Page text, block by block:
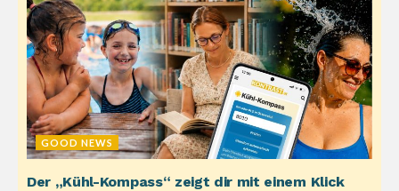
GOOD NEWS
Der „Kühl-Kompass“ zeigt dir mit einem Klick